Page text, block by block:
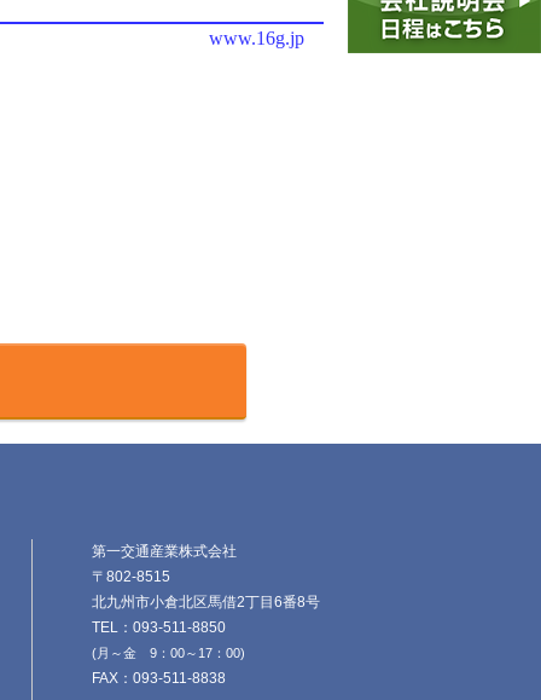
第一交通産業株式会社
〒802-8515
北九州市小倉北区馬借2丁目6番8号
TEL：093-511-8850
(月～金 9：00～17：00)
FAX：093-511-8838